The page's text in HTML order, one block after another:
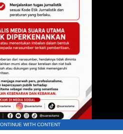
WITH CONTENT